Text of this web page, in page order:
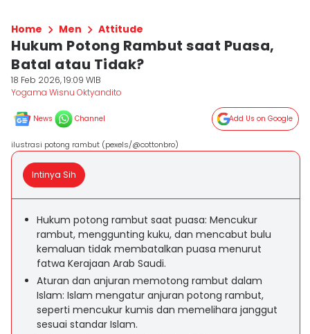
Home Men Attitude
Hukum Potong Rambut saat Puasa,
Batal atau Tidak?
18 Feb 2026, 19:09 WIB
Yogama Wisnu Oktyandito
News Channel Add Us on Google
ilustrasi potong rambut (pexels/@cottonbro)
Intinya Sih
Hukum potong rambut saat puasa: Mencukur
rambut, menggunting kuku, dan mencabut bulu
kemaluan tidak membatalkan puasa menurut
fatwa Kerajaan Arab Saudi.
Aturan dan anjuran memotong rambut dalam
Islam: Islam mengatur anjuran potong rambut,
seperti mencukur kumis dan memelihara janggut
sesuai standar Islam.